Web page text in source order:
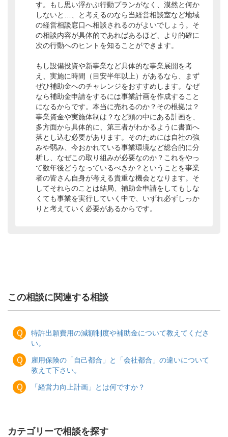
す。もし思い浮かぶ行動プランがなく、漠然と何か
しないと…、と考えるのなら当経営相談室など地域
の経営相談窓口へ相談されるのがよいでしょう。そ
の相談内容が具体的であればあるほど、より的確に
次の行動へのヒントを知ることができます。
もし設備投資や新事業など具体的な事業展開を考
え、実施に時間（目安半年以上）があるなら、まず
ぜひ補助金へのチャレンジをおすすめします。なぜ
なら補助金申請をするには事業計画を作成すること
になるからです。本当に売れるのか？その根拠は？
事業資金や実施体制は？など頭の中にある計画を、
多方面から具体的に、第三者がわかるように書面へ
落とし込む必要があります。そのためには自社の強
みや弱み、今おかれている事業環境など総合的に分
析し、なぜこの取り組みが必要なのか？これをやっ
て数年後どうなっているべきか？ということを事業
者の皆さん自身が考える貴重な機会となります。そ
してそれらのことは結局、補助金申請をしてもしな
くても事業を実行していく中で、いずれ必ずしっか
りと考えていく必要があるからです。
この相談に関連する相談
Ｑ
特許出願費用の減額制度や補助金について教えてくださ
い。
Ｑ
雇用保険の「自己都合」と「会社都合」の違いについて
教えて下さい。
Ｑ 「経営力向上計画」とは何ですか？
カテゴリーで相談を探す